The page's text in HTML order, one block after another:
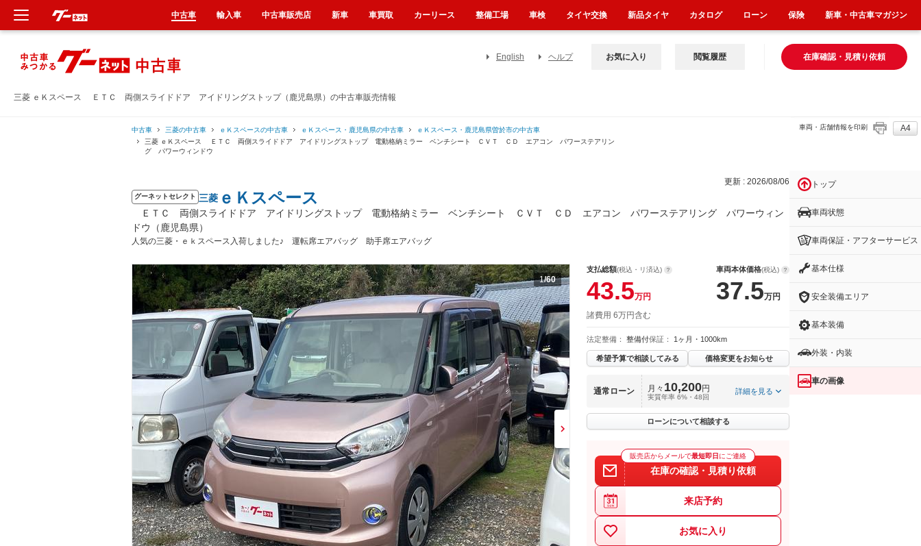
三菱 ｅＫスペース ＥＴＣ 両側スライドドア アイドリングストップ（鹿児島県）の中古車販売情報
English ヘルプ 在庫確認・見積り依頼
お気に入り 閲覧履歴
中古車 三菱の中古車 ｅＫスペースの中古車 ｅＫスペース・鹿児島県の中古車
ｅＫスペース・鹿児島県曽於市の中古車
三菱 ｅＫスペース ＥＴＣ 両側スライドドア アイドリングストップ 電動格納ミラー ベンチシート ＣＶＴ ＣＤ エアコン パワーステアリン
グ パワーウィンドウ
車両・店舗情報を印刷 A4
更新 : 2026/08/06
グーネットセレクト 三菱 ｅＫスペース
ＥＴＣ 両側スライドドア アイドリングストップ 電動格納ミラー ベンチシート ＣＶＴ ＣＤ エアコン パワーステアリング パワーウィン
ドウ（鹿児島県）
人気の三菱・ｅｋスペース入荷しました♪ 運転席エアバッグ 助手席エアバッグ
1/60
支払総額(税込・リ済込)
43.5万円
車両本体価格(税込)
37.5万円
諸費用 6万円含む
法定整備： 整備付保証： 1ヶ月・1000km
希望予算で相談してみる 価格変更をお知らせ
通常ローン 月々 10,200円
実質年率 6%・48回
詳細を見る
ローンについて相談する
販売店からメールで最短即日 にご連絡
在庫の確認・見積り依頼
来店予約
お気に入り
トップ
車両状態
車両保証・アフターサービス
基本仕様
安全装備エリア
基本装備
外装・内装
車の画像
中古車 輸入車 中古車販売店 新車 車買取 カーリース 整備工場 車検 タイヤ交換 新品タイヤ カタログ ローン 保険 新車・中古車マガジン
新車
中古車